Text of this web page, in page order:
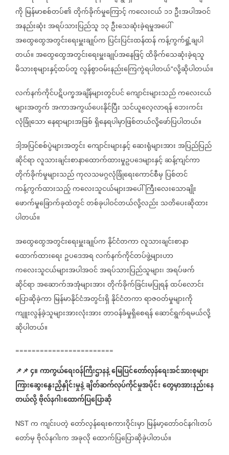
ကို မြန်မာစစ်တပ်၏တိုက်ခိုက်မှုကြောင့်ကလေးငယ် ၁၁ဦးအပါအဝင်
အနည်းဆုံးအရပ်သားပြည်သူ ၁၃ဦးသေဆုံးခဲ့ရမှုအပေါ်
အထွေထွေအတွင်းရေးမှူးချုပ်က ပြင်းပြင်းထန်ထန်ကန့်ကွက်ရှုံ့ချပါ
တယ်။အထွေထွေအတွင်းရေးမှူးချုပ်အနေဖြင့်ထိခိုက်သေဆုံးခဲ့ရသူ
မိသားစုများနှင့်ထပ်တူလွန်စွာဝမ်းနည်းကြေကွဲရပါတယ်"လို့ဆိုပါတယ်။
လက်နက်ကိုင်ပဋိပက္ခအချိန်များတွင်ပင်ကျောင်းများသည်ကလေးငယ်
များအတွက်အကာအကွယ်ပေးနိုင်ပြီး သင်ယူလေ့လာရန်ဘေးကင်း
လုံခြုံသောနေရာများအဖြစ်ရှိနေရပါမှာဖြစ်တယ်လို့ဖော်ပြပါတယ်။
ဒါ့အပြင်စစ်ပွဲများအတွင်းကျောင်းများနှင့်ဆေးရုံများအားအပြည်ပြည်
ဆိုင်ရာလူသားချင်းစာနာထောက်ထားမှုဥပဒေများနှင့်ဆန့်ကျင်ကာ
တိုက်ခိုက်မှုများသည်ကုလသမဂ္ဂလုံခြုံရေးကောင်စီမှ ပြစ်တင်
ကန့်ကွက်ထားသည့်ကလေးသူငယ်များအပေါ်ကြီးလေးသောချိုး
ဖောက်မှုခြောက်ခုထဲတွင်တစ်ခုပါဝင်တယ်လို့လည်း သတိပေးဆိုထား
ပါတယ်။
အထွေထွေအတွင်းရေးမှူးချုပ်ကနိုင်ငံတကာလူသားချင်းစာနာ
ထောက်ထားရေး ဥပဒေအရလက်နက်ကိုင်တပ်ဖွဲ့များဟာ
ကလေးသူငယ်များအပါအဝင်အရပ်သားပြည်သူများ၊အရပ်ဖက်
ဆိုင်ရာအဆောက်အအုံများအားတိုက်ခိုက်ခြင်းမပြုရန်ထပ်လောင်း
ပြောဆိုခဲ့ကာမြန်မာနိုင်ငံအတွင်းရှိနိုင်ငံတကာရာဇဝတ်မှုများကို
ကျူးလွန်ခဲ့သူများအားလုံးအားတာဝန်ခံမှုရှိစေရန်ဆောင်ရွက်ရမယ်လို့
ဆိုပါတယ်။
========================
📌📌၄။ကာကွယ်ရေးဝန်ကြီးဌာနနဲ့မြေပြင်တော်လှန်ရေးအင်အားစုများ
ကြားဆွေးနွေးညှိနှိုင်းမှုနဲ့ချိတ်ဆက်လုပ်ကိုင်မှုအပိုင်းတွေမှာအားနည်းနေ
တယ်လို့ဗိုလ်နဂါးထောက်ပြပြောဆို
NST ကကျင်းပတဲ့တော်လှန်ရေးစကားဝိုင်းမှာမြန်မာ့တော်ဝင်နဂါးတပ်
တော်မှဗိုလ်နဂါးကအခုလိုထောက်ပြပြောဆိုခဲ့ပါတယ်။